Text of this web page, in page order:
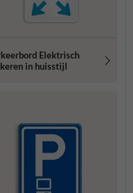
Elektrisch
in huisstijl